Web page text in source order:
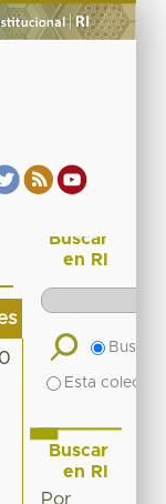
Buscar
en RI
Buscar
Esta
Buscar
en RI
Por